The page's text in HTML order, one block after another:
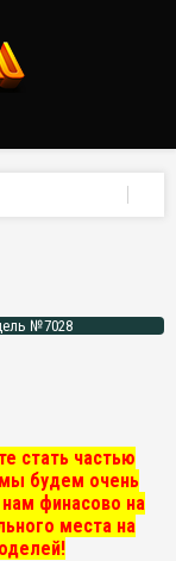
№7028
стать частью
будем очень
финасово на
места на